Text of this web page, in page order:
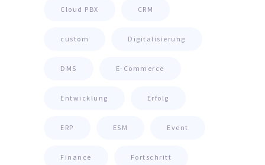
Cloud PBX CRM
custom Digitalisierung
DMS E-Commerce
Entwicklung Erfolg
ERP ESM Event
Finance Fortschritt